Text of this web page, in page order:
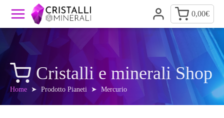
0,00€
Cristalli e minerali Shop
Home ➤ Prodotto Pianeti ➤ Mercurio